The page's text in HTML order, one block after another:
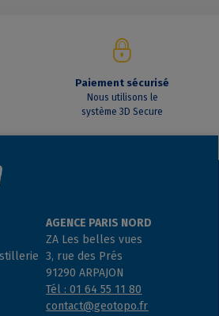
Paiement sécurisé
Nous utilisons le
système 3D Secure
AGENCE PARIS NORD
ZA Les belles vues
3, rue des Prés
91290 ARPAJON
Tél : 01 64 55 11 80
contact@geotopo.fr